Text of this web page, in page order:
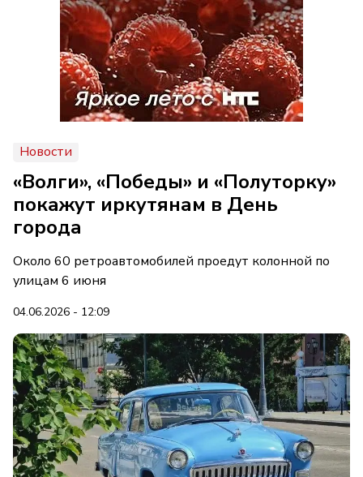
Новости
«Волги», «Победы» и «Полуторку»
покажут иркутянам в День
города
Около 60 ретроавтомобилей проедут колонной по
улицам 6 июня
04.06.2026 - 12:09